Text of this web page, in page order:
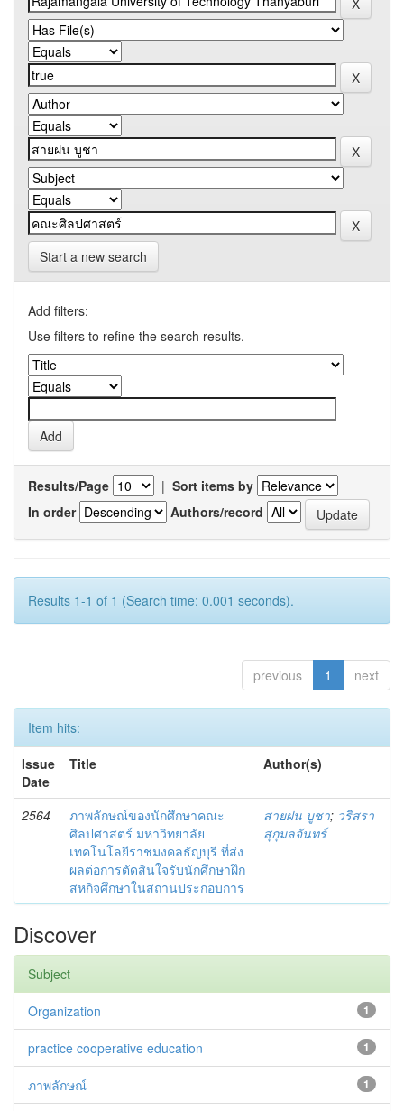
Start a new search
Add filters:
Use filters to refine the search results.
Results/Page | Sort items by
In order
Authors/record
Results 1-1 of 1 (Search time: 0.001 seconds).
previous 1 next
Item hits:
Issue
Date
Title Author(s)
2564
ภาพลักษณ์ของนักศึกษาคณะ
ศิลปศาสตร์ มหาวิทยาลัย
เทคโนโลยีราชมงคลธัญบุรี ที่ส่ง
ผลต่อการตัดสินใจรับนักศึกษาฝึก
สหกิจศึกษาในสถานประกอบการ
สายฝน บูชา; วริสรา
สุกุมลจันทร์
Discover
Subject
1
Organization
1
practice cooperative education
1
ภาพลักษณ์